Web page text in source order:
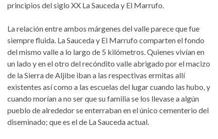
principios del siglo XX La Sauceda y El Marrufo.
La relación entre ambos márgenes del valle parece que fue
siempre fluida. La Sauceda y El Marrufo comparten el fondo
del mismo valle a lo largo de 5 kilómetros. Quienes vivían en
un lado y en el otro del recóndito valle abrigado por el macizo
de la Sierra de Aljibe iban a las respectivas ermitas allí
existentes así como a las escuelas del lugar cuando las hubo, y
cuando morían a no ser que su familia se los llevase a algún
pueblo de alrededor se enterraban en el único cementerio del
diseminado; que es el de La Sauceda actual.